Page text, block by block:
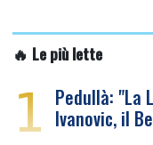
🔥 Le più lette
1 Pedullà: "La
Ivanovic, il